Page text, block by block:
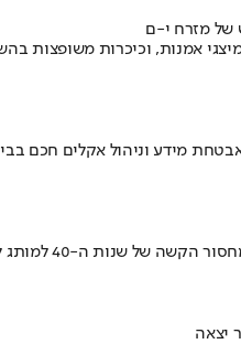
של מזרח י-ם
מידע וניהול אקלים חכם
יצאה